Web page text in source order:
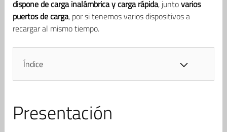
dispone de carga inalámbrica y carga rápida, juntovarios
puertos de carga, por si tenemos varios dispositivos a
recargar al mismo tiempo.
Índice
Presentación